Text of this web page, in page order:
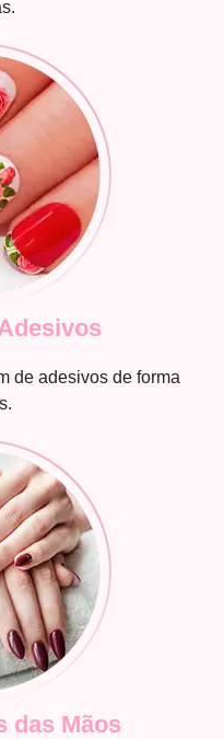
de adesivos de forma
das Mãos